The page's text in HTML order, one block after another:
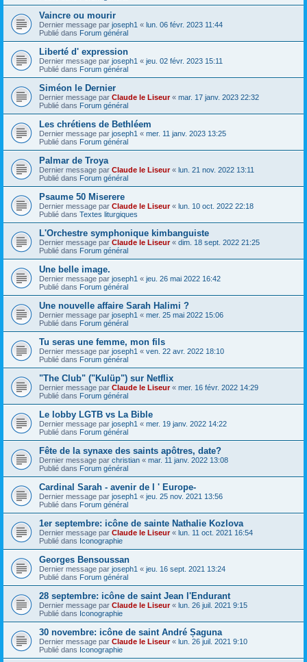
Vaincre ou mourir
Dernier message par joseph1 « lun. 06 févr. 2023 11:44
Publié dans Forum général
Liberté d' expression
Dernier message par joseph1 « jeu. 02 févr. 2023 15:11
Publié dans Forum général
Siméon le Dernier
Dernier message par Claude le Liseur« mar. 17 janv. 2023 22:32
Publié dans Forum général
Les chrétiens de Bethléem
Dernier message par joseph1 « mer. 11 janv. 2023 13:25
Publié dans Forum général
Palmar de Troya
Dernier message par Claude le Liseur« lun. 21 nov. 2022 13:11
Publié dans Forum général
Psaume 50 Miserere
Dernier message par Claude le Liseur« lun. 10 oct. 2022 22:18
Publié dans Textes liturgiques
L'Orchestre symphonique kimbanguiste
Dernier message par Claude le Liseur« dim. 18 sept. 2022 21:25
Publié dans Forum général
Une belle image.
Dernier message par joseph1 « jeu. 26 mai 2022 16:42
Publié dans Forum général
Une nouvelle affaire Sarah Halimi ?
Dernier message par joseph1 « mer. 25 mai 2022 15:06
Publié dans Forum général
Tu seras une femme, mon fils
Dernier message par joseph1 « ven. 22 avr. 2022 18:10
Publié dans Forum général
"The Club" ("Kulüp") sur Netflix
Dernier message par Claude le Liseur« mer. 16 févr. 2022 14:29
Publié dans Forum général
Le lobby LGTB vs La Bible
Dernier message par joseph1 « mer. 19 janv. 2022 14:22
Publié dans Forum général
Fête de la synaxe des saints apôtres, date?
Dernier message par christian « mar. 11 janv. 2022 13:08
Publié dans Forum général
Cardinal Sarah - avenir de l ' Europe-
Dernier message par joseph1 « jeu. 25 nov. 2021 13:56
Publié dans Forum général
1er septembre: icône de sainte Nathalie Kozlova
Dernier message par Claude le Liseur« lun. 11 oct. 2021 16:54
Publié dans Iconographie
Georges Bensoussan
Dernier message par joseph1 « jeu. 16 sept. 2021 13:24
Publié dans Forum général
28 septembre: icône de saint Jean l'Endurant
Dernier message par Claude le Liseur« lun. 26 juil. 2021 9:15
Publié dans Iconographie
30 novembre: icône de saint André Șaguna
Dernier message par Claude le Liseur« lun. 26 juil. 2021 9:10
Publié dans Iconographie